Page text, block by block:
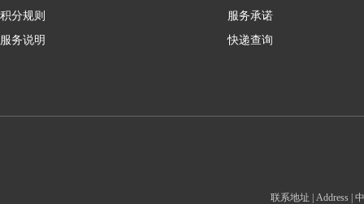
积分规则
服务说明
服务承诺
快递查询
联系地址 | Address |